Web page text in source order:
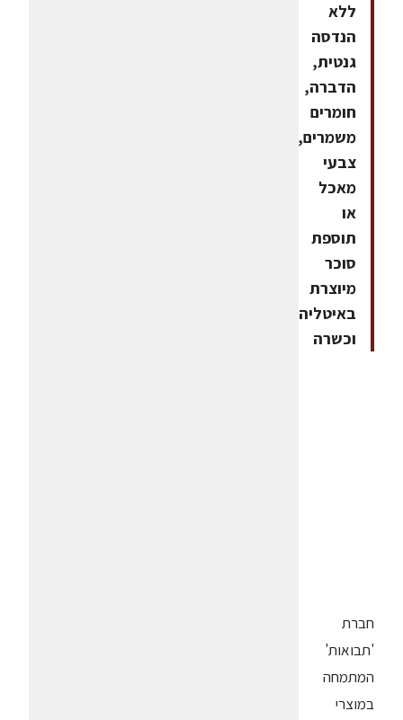
ללא
הנדסה
גנטית,
הדברה,
חומרים
משמרים,
צבעי
מאכל
או
תוספת
סוכר
מיוצרת
באיטליה
וכשרה
חברת
'תבואות'
המתמחה
במוצרי